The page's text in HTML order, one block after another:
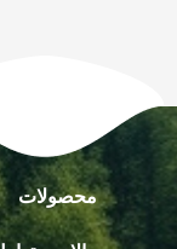
محصولات